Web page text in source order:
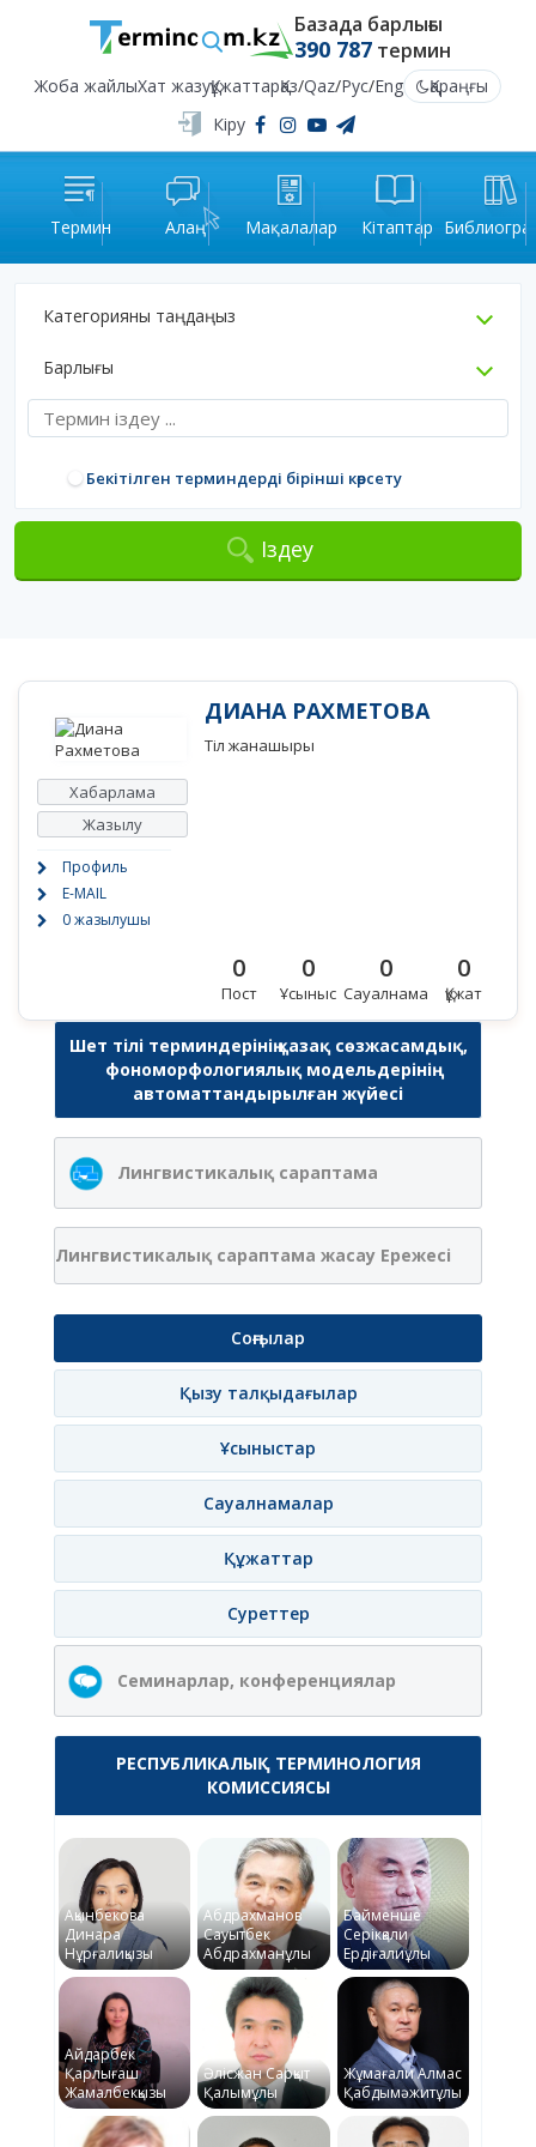
Базада барлығы
390 787термин
Жоба жайлыХат жазуҚұжаттарҚаз/Qaz/Рус/Eng
Қараңғы
Кіру
Термин Алаң Мақалалар Кітаптар
Категорияны таңдаңыз
Барлығы
Бекітілген терминдерді бірінші көрсету
Іздеу
Хабарлама
Жазылу
Профиль
E-MAIL
0 жазылушы
ДИАНА РАХМЕТОВА
Тіл жанашыры
0
Пост
0
Ұсыныс
0
Сауалнама
0
Құжат
Шет тілі терминдерінің қазақ сөзжасамдық,
фономорфологиялық модельдерінің
автоматтандырылған жүйесі
Лингвистикалық сараптама
Лингвистикалық сараптама жасау Ережесі
Соңғылар
Қызу талқыдағылар
Ұсыныстар
Сауалнамалар
Құжаттар
Суреттер
Семинарлар, конференциялар
РЕСПУБЛИКАЛЫҚ ТЕРМИНОЛОГИЯ
КОМИССИЯСЫ
Ақынбекова
Динара
Нұрғалиқызы
Абдрахманов
Сауытбек
Абдрахманұлы
Байменше
Серікқали
Ердіғалиұлы
Айдарбек
Қарлығаш
Жамалбекқызы
Әлісжан Сарқыт
Қалымұлы
Жұмағали Алмас
Қабдымәжитұлы